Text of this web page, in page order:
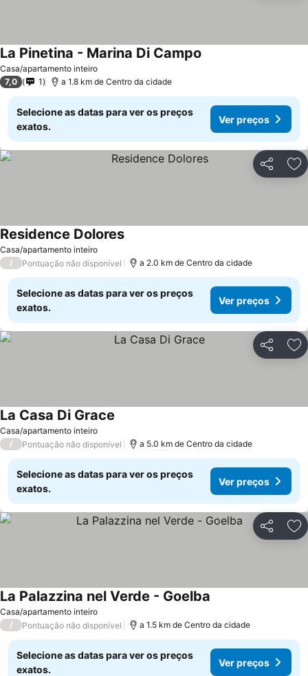
Casa/apartamento inteiro
La Pinetina - Marina Di Campo
7,0 1 a 1.8 km de Centro da cidade
Selecione as datas para ver os preços
exatos.
Ver preços
Partilhar
Casa/apartamento inteiro
Residence Dolores
/ Pontuação não disponível a 2.0 km de Centro da cidade
Selecione as datas para ver os preços
exatos.
Ver preços
Partilhar
Casa/apartamento inteiro
La Casa Di Grace
/ Pontuação não disponível a 5.0 km de Centro da cidade
Selecione as datas para ver os preços
exatos.
Ver preços
Partilhar
Casa/apartamento inteiro
La Palazzina nel Verde - Goelba
/ Pontuação não disponível a 1.5 km de Centro da cidade
Selecione as datas para ver os preços
exatos.
Ver preços